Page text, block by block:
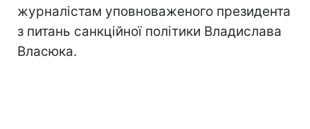
журналістам уповноваженого президента
з питань санкційної політики Владислава
Власюка.